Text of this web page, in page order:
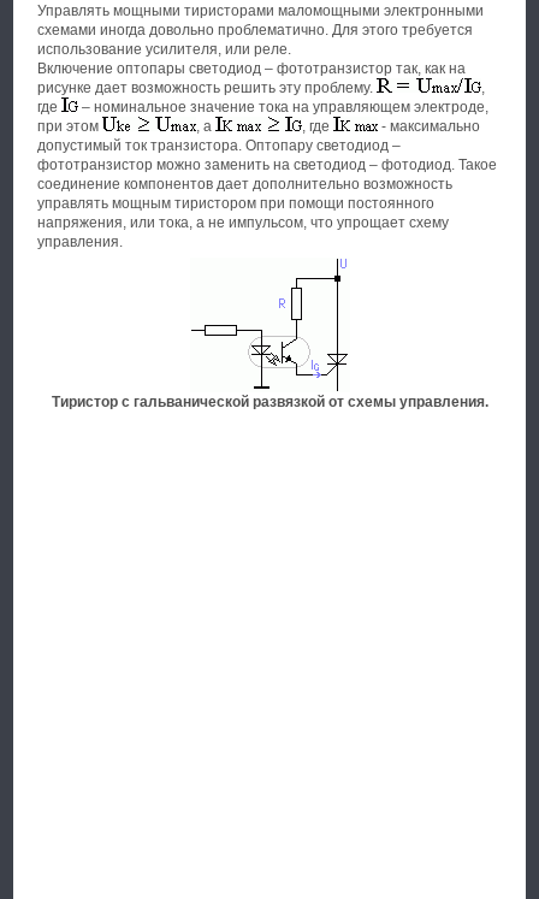
Управлять мощными тиристорами маломощными электронными
схемами иногда довольно проблематично. Для этого требуется
использование усилителя, или реле.
Включение оптопары светодиод – фототранзистор так, как на
рисунке дает возможность решить эту проблему.
,
где
– номинальное значение тока на управляющем электроде,
при этом
, а , где
- максимально
допустимый ток транзистора. Оптопару светодиод –
фототранзистор можно заменить на светодиод – фотодиод. Такое
соединение компонентов дает дополнительно возможность
управлять мощным тиристором при помощи постоянного
напряжения, или тока, а не импульсом, что упрощает схему
управления.
Тиристор с гальванической развязкой от схемы управления.